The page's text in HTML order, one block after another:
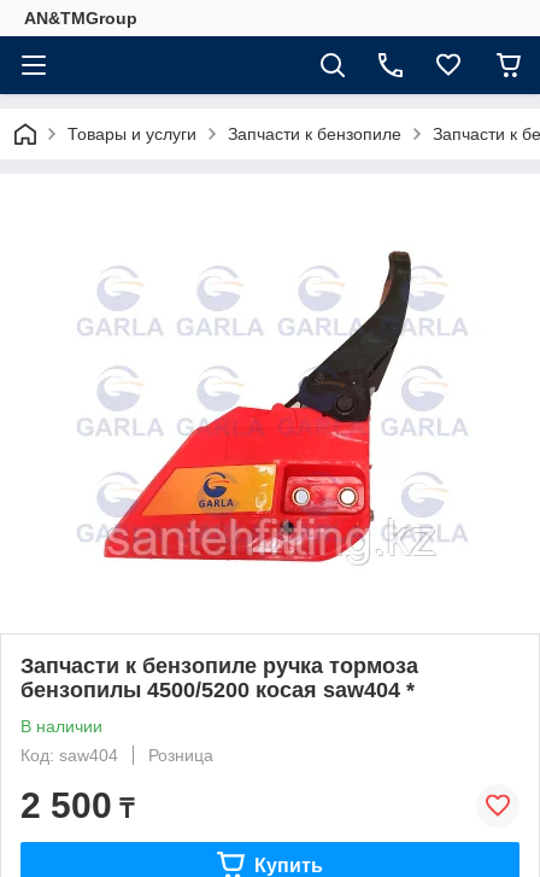
AN&TMGroup
Товары и услуги Запчасти к бензопиле Запчасти к
Запчасти к бензопиле ручка тормоза
бензопилы 4500/5200 косая saw404 *
В наличии
Код: saw404
Розница
2 500 ₸
Купить